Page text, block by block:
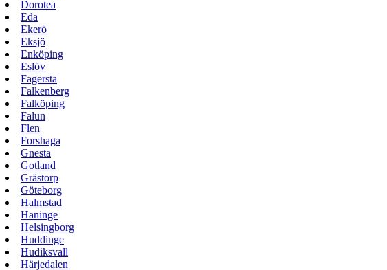
Dorotea
Eda
Ekerö
Eksjö
Enköping
Eslöv
Fagersta
Falkenberg
Falköping
Falun
Flen
Forshaga
Gnesta
Gotland
Grästorp
Göteborg
Halmstad
Haninge
Helsingborg
Huddinge
Hudiksvall
Härjedalen